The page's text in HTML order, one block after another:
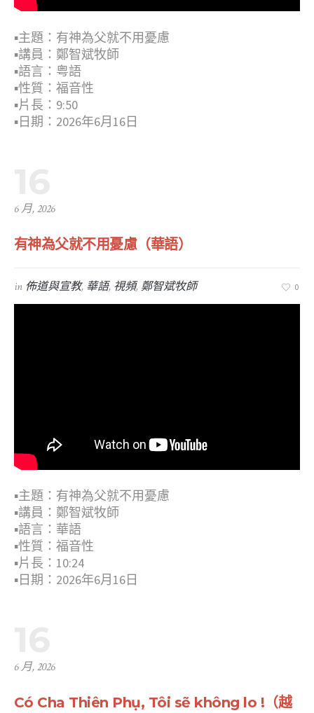
▪︎主題：有神為父就不用憂慮
▪︎講員：鄭智斌牧師
▪︎語言：粤語
▪︎性質：福音性
▪︎片長：9:50
▪︎日期：2026年6月16日
6 月, 2026
有神為父就不用憂慮（華語）
in 佈道與宣教, 華語, 視頻,鄭智斌牧師 0
▪︎主題：有神為父就不用憂慮
▪︎講員：鄭智斌牧師
▪︎語言：華語
▪︎性質：福音性
▪︎片長：10:24
▪︎日期：2026年6月16日
6 月, 2026
Có Cha Thiên Phụ, Tôi sẽ không lo !（越